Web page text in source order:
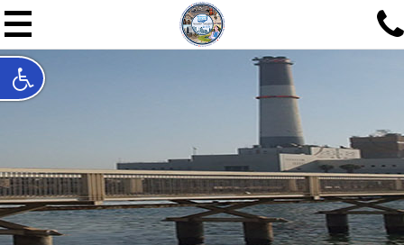
תל אביב שלי
תיור ישראלי בעריכת אילן
האתר המרכזי להיסטוריה של תל אביב ותולדות ארץ ישראל -
חייגו עכשיו:052-7747748
שלחו פנייה:ilan@mytelaviv.co.il